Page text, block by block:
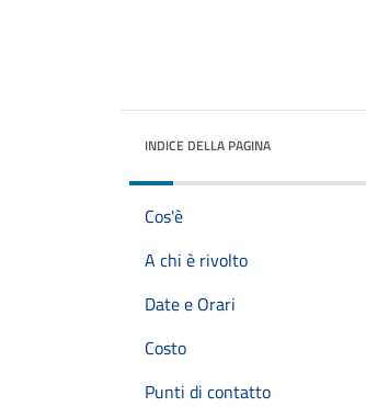
INDICE DELLA PAGINA
Cos'è
A chi è rivolto
Date e Orari
Costo
Punti di contatto